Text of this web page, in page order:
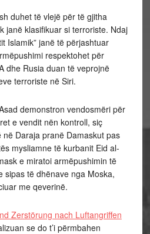
duhet të vlejë për të gjitha
janë klasifikuar si terroriste. Ndaj
Islamik” janë të përjashtuar
respektohet për
dhe Rusia duan të veprojnë
terroriste në Siri.
demonstron vendosmëri për
e vendit nën kontroll, siç
Daraja pranë Damaskut pas
mysliamne të kurbanit Eid al-
e miratoi armëpushimin të
sipas të dhënave nga Moska,
me qeverinë.
se do t’i përmbahen